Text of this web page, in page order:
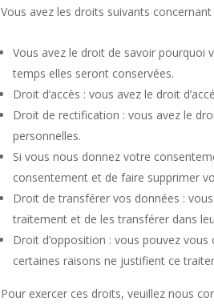
Vous avez les droits suivants
Vous avez le droit de savoir pourquoi
temps elles seront conservées.
Droit d’accès : vous avez le droit
Droit de rectification : vous avez le
personnelles.
Si vous nous donnez votre
consentement et de faire supprimer
Droit de transférer vos données :
traitement et de les transférer dans
Droit d’opposition : vous pouvez
certaines raisons ne justifient ce
Pour exercer ces droits, veuillez nous